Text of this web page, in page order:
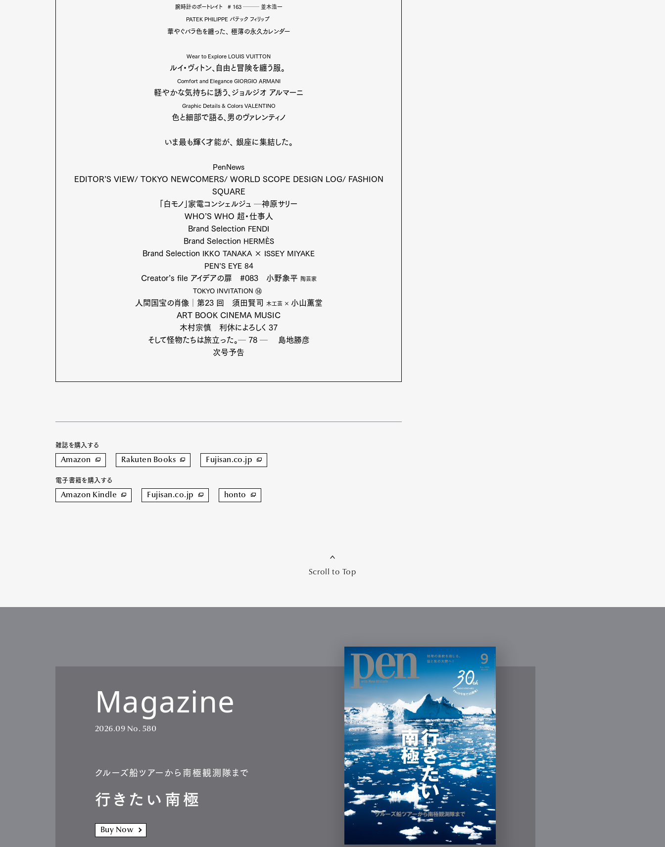
Gourmet
Cars
Lifestyle
Pen Membership Magazine
Pen Meet
腕時計のポートレイト # 163 ─── 並木浩一
PATEK PHILIPPE パテック フィリップ
華やぐバラ色を纏った、 極薄の永久カレンダー
Wear to Explore LOUIS VUITTON
ルイ・ヴィトン、自由と冒険を纏う服。
Comfort and Elegance GIORGIO ARMANI
軽やかな気持ちに誘う、ジョルジオ アルマーニ
Graphic Details & Colors VALENTINO
色と細部で語る、男のヴァレンティノ
いま最も輝く才能が、 銀座に集結した。
PenNews
EDITOR’S VIEW/ TOKYO NEWCOMERS/ WORLD SCOPE DESIGN LOG/ FASHION
SQUARE
「白モノ」家電コンシェルジュ ─神原サリー
WHO’S WHO 超・仕事人
Brand Selection FENDI
Brand Selection HERMÈS
Brand Selection
IKKO TANAKA × ISSEY MIYAKE
PEN’S EYE 84
Creator’s file アイデアの扉 #083 小野象平 陶芸家
TOKYO INVITATION ⑭
人間国宝の肖像│第23 回 須田賢司 木工芸 × 小山薫堂
ART BOOK CINEMA MUSIC
木村宗慎 利休によろしく 37
そして怪物たちは旅立った。─ 78 ─ 島地勝彦
次号予告
雑誌を購入する
Amazon Rakuten Books Fujisan.co.jp
電子書籍を購入する
Amazon Kindle Fujisan.co.jp honto
Scroll to Top
Magazine
2026.09 No. 580
クルーズ船ツアーから南極観測隊まで
行きたい南極
Buy Now